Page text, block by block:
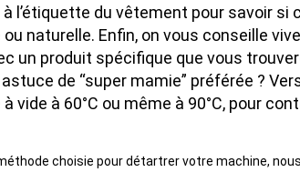
à l’étiquette du vêtement pour savoir
naturelle. Enfin, on vous conseille
un produit spécifique que vous
de “super mamie” préférée ?
vide à 60°C ou même à 90°C, pour
méthode choisie pour détartrer votre machine,